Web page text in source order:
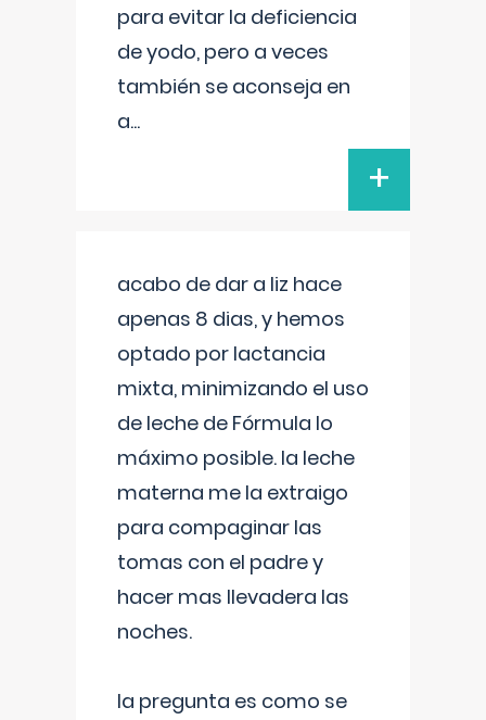
para evitar la deficiencia
de yodo, pero a veces
también se aconseja en
a...
+
acabo de dar a liz hace
apenas 8 dias, y hemos
optado por lactancia
mixta, minimizando el uso
de leche de Fórmula lo
máximo posible. la leche
materna me la extraigo
para compaginar las
tomas con el padre y
hacer mas llevadera las
noches.
la pregunta es como se